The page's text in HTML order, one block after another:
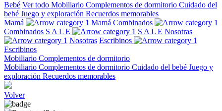
Bebé Ver todo Mobiliario Complementos de dormitorio Cuidado del
bebé Juego y exploración Recuerdos memorables
Mamá
Mamá Combinados
Combinados S A L E S A L E Nosotras
Nosotras Escribinos
Escribinos
Mobiliario Complementos de dormitorio
Mobiliario Complementos de dormitorio Cuidado del bebé Juego y
exploración Recuerdos memorables
Volver